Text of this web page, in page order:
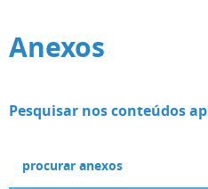
Anexos
Pesquisar nos conteúdos